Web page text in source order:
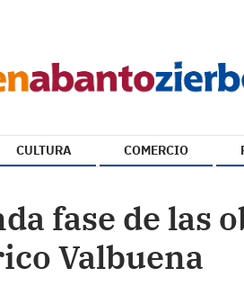
CULTURA COMERCIO
fase de las
Valbuena